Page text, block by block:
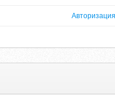
Авторизация